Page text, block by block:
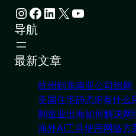
Instagram Facebook LinkedIn X YouTube
导航
最新文章
杭州到东南亚公司组网
美国住宅静态IP有什么
制造业出海如何解决网
海外AI工具使用网络方